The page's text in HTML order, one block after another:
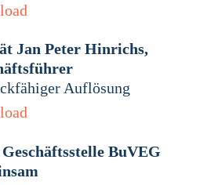
Jan Peter Hinrichs,
Auflösung
BuVEG